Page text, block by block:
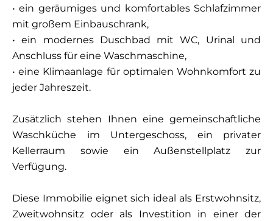
• ein geräumiges und komfortables Schlafzimmer
mit großem Einbauschrank,
• ein modernes Duschbad mit WC, Urinal und
Anschluss für eine Waschmaschine,
• eine Klimaanlage für optimalen Wohnkomfort zu
jeder Jahreszeit.
Zusätzlich stehen Ihnen eine gemeinschaftliche
Waschküche im Untergeschoss, ein privater
Kellerraum sowie ein Außenstellplatz zur
Verfügung.
Diese Immobilie eignet sich ideal als Erstwohnsitz,
Zweitwohnsitz oder als Investition in einer der